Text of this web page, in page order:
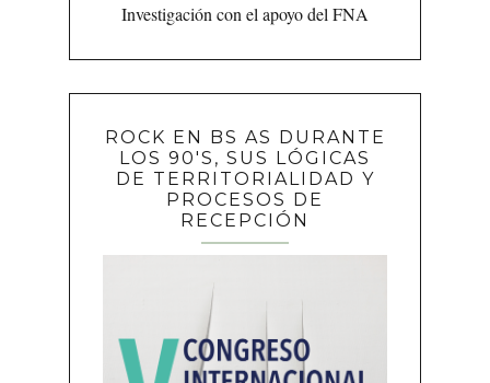
Investigación con el apoyo del FNA
ROCK EN BS AS DURANTE
LOS 90'S, SUS LÓGICAS
DE TERRITORIALIDAD Y
PROCESOS DE
RECEPCIÓN